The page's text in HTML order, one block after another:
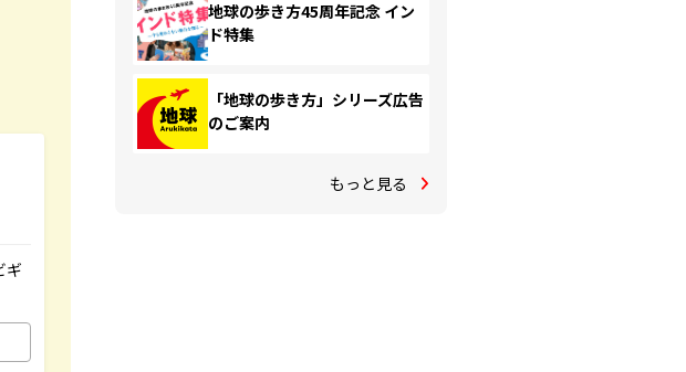
ギ
地球の歩き方45周年記念 イン
ド特集
「地球の歩き方」シリーズ広告
のご案内
もっと見る